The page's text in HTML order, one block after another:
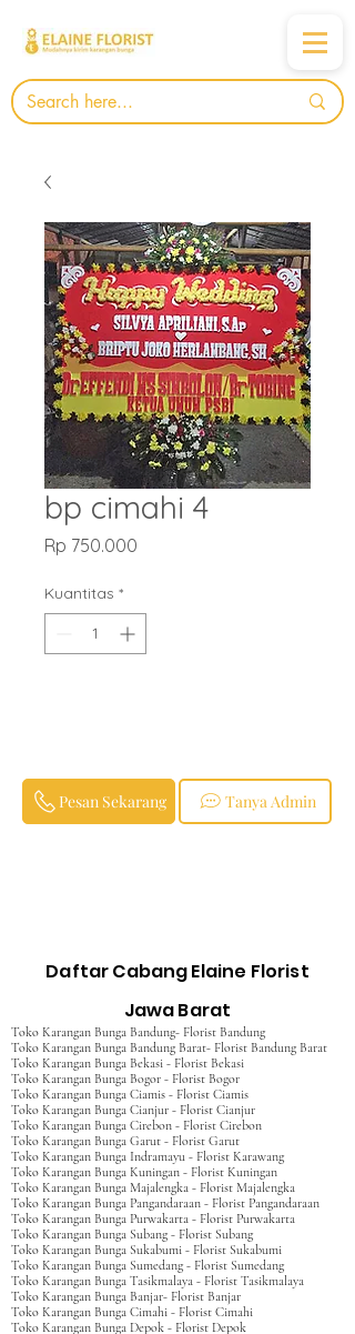
bp cimahi 4
Rp 750.000
Kuantitas *
Tanya Admin
Pesan Sekarang
Daftar Cabang Elaine Florist
Jawa Barat
Toko Karangan Bunga Bandung- Florist Bandung
Toko Karangan Bunga Bandung Barat- Florist Bandung Barat
Toko Karangan Bunga Bekasi - Florist Bekasi
Toko Karangan Bunga Bogor - Florist Bogor
Toko Karangan Bunga Ciamis - Florist Ciamis
Toko Karangan Bunga Cianjur - Florist Cianjur
Toko Karangan Bunga Cirebon - Florist Cirebon
Toko Karangan Bunga Garut - Florist Garut
Toko Karangan Bunga Indramayu - Florist Karawang
Toko Karangan Bunga Kuningan - Florist Kuningan
Toko Karangan Bunga Majalengka - Florist Majalengka
Toko Karangan Bunga Pangandaraan - Florist Pangandaraan
Toko Karangan Bunga Purwakarta - Florist Purwakarta
Toko Karangan Bunga Subang - Florist Subang
Toko Karangan Bunga Sukabumi - Florist Sukabumi
Toko Karangan Bunga Sumedang - Florist Sumedang
Toko Karangan Bunga Tasikmalaya - Florist Tasikmalaya
Toko Karangan Bunga Banjar- Florist Banjar
Toko Karangan Bunga Cimahi - Florist Cimahi
Toko Karangan Bunga Depok - Florist Depok